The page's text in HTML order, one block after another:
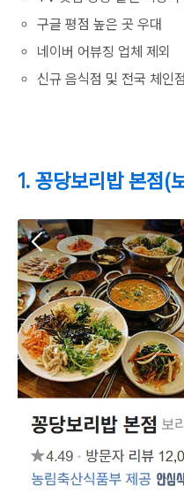
구글 평점 높은 곳 우대
네이버 어뷰징 업체 제외
신규 음식점 및 전국 체인
1. 꽁당보리밥 본점(